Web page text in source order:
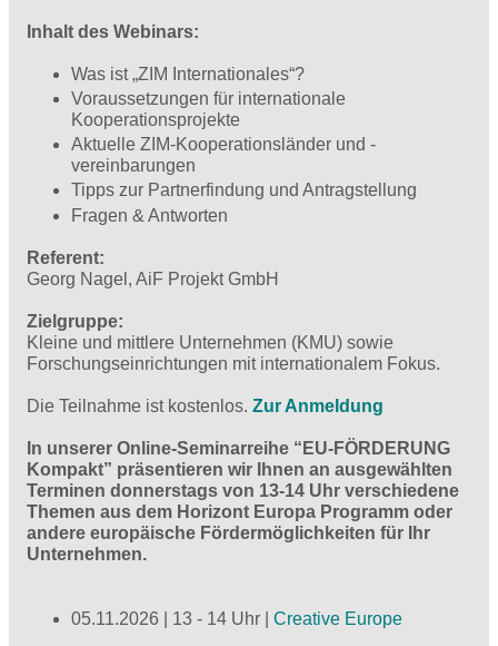
Inhalt des Webinars:
Was ist „ZIM Internationales“?
Voraussetzungen für internationale
Kooperationsprojekte
Aktuelle ZIM-Kooperationsländer und -
vereinbarungen
Tipps zur Partnerfindung und Antragstellung
Fragen & Antworten
Referent:
Georg Nagel, AiF Projekt GmbH
Zielgruppe:
Kleine und mittlere Unternehmen (KMU) sowie
Forschungseinrichtungen mit internationalem Fokus.
Die Teilnahme ist kostenlos. Zur Anmeldung
In unserer Online-Seminarreihe “EU-FÖRDERUNG
Kompakt” präsentieren wir Ihnen an ausgewählten
Terminen donnerstags von 13-14 Uhr verschiedene
Themen aus dem Horizont Europa Programm oder
andere europäische Fördermöglichkeiten für Ihr
Unternehmen.
05.11.2026 | 13 - 14 Uhr | Creative Europe